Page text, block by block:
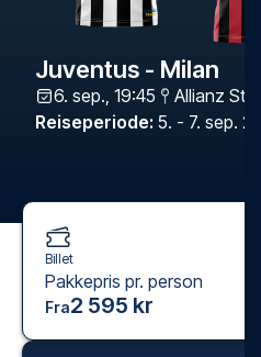
Juventus - Milan
6. sep., 19:45 Allianz
Reiseperiode: 5. - 7. sep.
Billet
Pakkepris pr. person
Fra2 595 kr